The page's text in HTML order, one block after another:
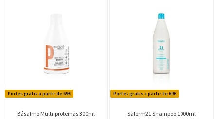
Portes gratis a partir de 69€
Básalmo Multi-proteinas 300ml
Portes gratis a partir de 69€
Salerm21 Shampoo 1000ml